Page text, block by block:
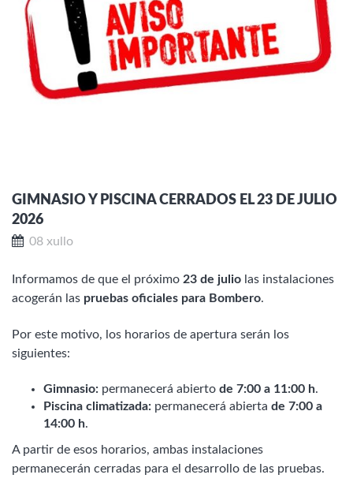
GIMNASIO Y PISCINA CERRADOS EL 23 DE JULIO
2026
08 xullo
Informamos de que el próximo 23 de julio las instalaciones
acogerán las pruebas oficiales para Bombero.
Por este motivo, los horarios de apertura serán los
siguientes:
Gimnasio: permanecerá abierto de 7:00 a 11:00 h.
Piscina climatizada: permanecerá abierta de 7:00 a
14:00 h.
A partir de esos horarios, ambas instalaciones
permanecerán cerradas para el desarrollo de las pruebas.